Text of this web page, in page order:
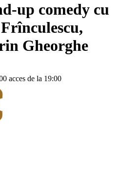
up comedy cu
Gheorghe
acces de la 19:00